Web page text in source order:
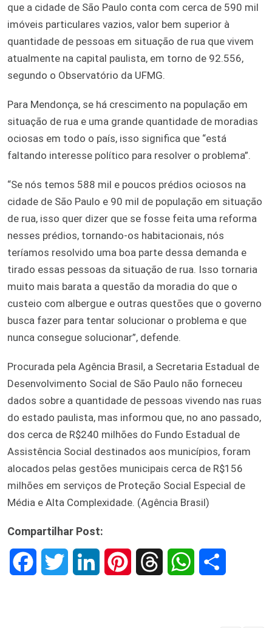
que a cidade de São Paulo conta com cerca de 590 mil
imóveis particulares vazios, valor bem superior à
quantidade de pessoas em situação de rua que vivem
atualmente na capital paulista, em torno de 92.556,
segundo o Observatório da UFMG.
Para Mendonça, se há crescimento na população em
situação de rua e uma grande quantidade de moradias
ociosas em todo o país, isso significa que “está
faltando interesse político para resolver o problema”.
“Se nós temos 588 mil e poucos prédios ociosos na
cidade de São Paulo e 90 mil de população em situação
de rua, isso quer dizer que se fosse feita uma reforma
nesses prédios, tornando-os habitacionais, nós
teríamos resolvido uma boa parte dessa demanda e
tirado essas pessoas da situação de rua. Isso tornaria
muito mais barata a questão da moradia do que o
custeio com albergue e outras questões que o governo
busca fazer para tentar solucionar o problema e que
nunca consegue solucionar”, defende.
Procurada pela Agência Brasil, a Secretaria Estadual de
Desenvolvimento Social de São Paulo não forneceu
dados sobre a quantidade de pessoas vivendo nas ruas
do estado paulista, mas informou que, no ano passado,
dos cerca de R$240 milhões do Fundo Estadual de
Assistência Social destinados aos municípios, foram
alocados pelas gestões municipais cerca de R$156
milhões em serviços de Proteção Social Especial de
Média e Alta Complexidade. (Agência Brasil)
Compartilhar Post: